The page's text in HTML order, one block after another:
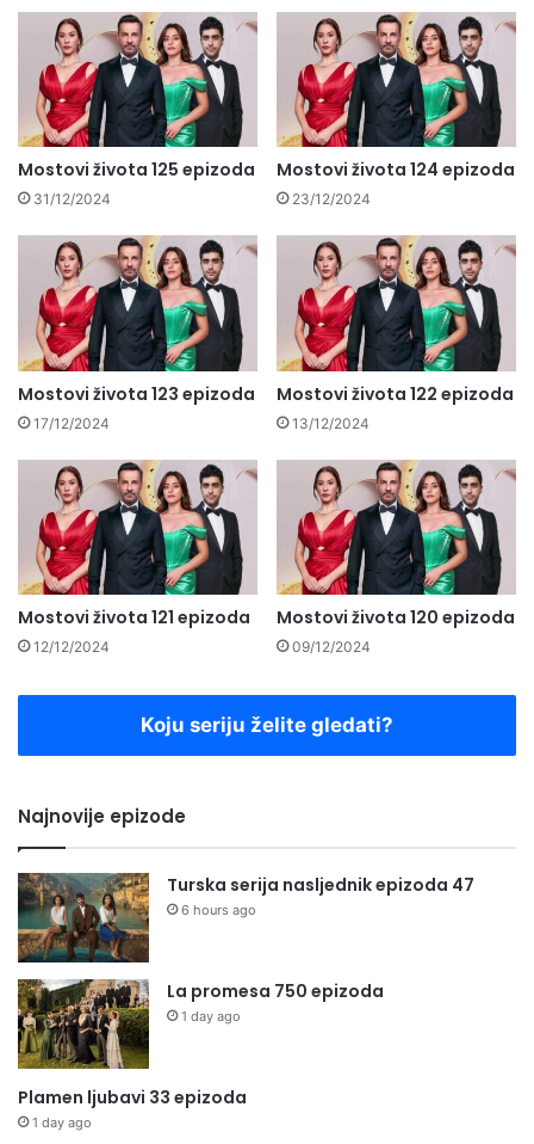
Mostovi života 125 epizoda
31/12/2024
Mostovi života 124 epizoda
23/12/2024
Mostovi života 123 epizoda
17/12/2024
Mostovi života 122 epizoda
13/12/2024
Mostovi života 121 epizoda
12/12/2024
Mostovi života 120 epizoda
09/12/2024
Koju seriju želite gledati?
Najnovije epizode
Turska serija nasljednik epizoda 47
6 hours ago
La promesa 750 epizoda
1 day ago
Plamen ljubavi 33 epizoda
1 day ago